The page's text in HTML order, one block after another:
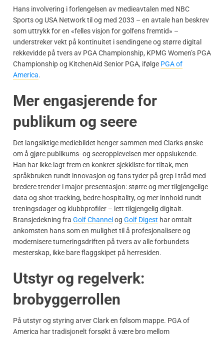
Hans involvering i forlengelsen av medieavtalen med NBC
Sports og USA Network til og med 2033 – en avtale han beskrev
som uttrykk for en «felles visjon for golfens fremtid» –
understreker vekt på kontinuitet i sendingene og større digital
rekkevidde på tvers av PGA Championship, KPMG Women’s PGA
Championship og KitchenAid Senior PGA, ifølge PGA of
America.
Mer engasjerende for
publikum og seere
Det langsiktige mediebildet henger sammen med Clarks ønske
om å gjøre publikums- og seeropplevelsen mer oppslukende.
Han har ikke lagt frem en konkret sjekkliste for tiltak, men
språkbruken rundt innovasjon og fans tyder på grep i tråd med
bredere trender i major-presentasjon: større og mer tilgjengelige
data og shot-tracking, bedre hospitality, og mer innhold rundt
treningsdager og klubbprofiler – lett tilgjengelig digitalt.
Bransjedekning fra Golf Channel og Golf Digest har omtalt
ankomsten hans som en mulighet til å profesjonalisere og
modernisere turneringsdriften på tvers av alle forbundets
mesterskap, ikke bare flaggskipet på herresiden.
Utstyr og regelverk:
brobyggerrollen
På utstyr og styring arver Clark en følsom mappe. PGA of
America har tradisjonelt forsøkt å være bro mellom